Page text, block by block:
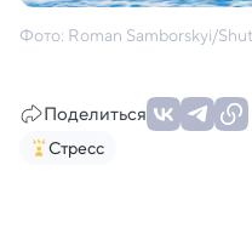
Фото: Roman Samborskyi/
Поделиться
Стресс